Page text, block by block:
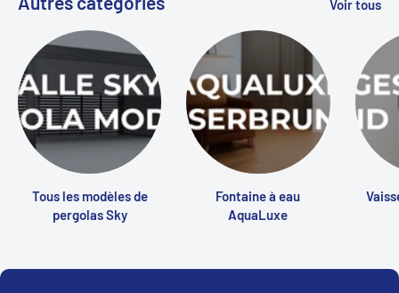
Voir tous
Tous les modèles de
pergolas Sky
Fontaine à eau
AquaLuxe